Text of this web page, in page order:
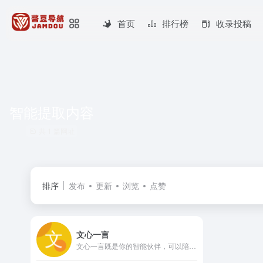
首页 排行榜 收录投稿
排序 发布 更新 浏览 点赞
文心一言